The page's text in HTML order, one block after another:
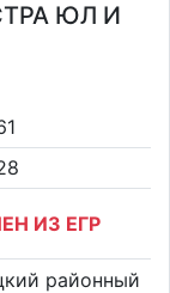
ЮЛ И
ИЗ ЕГР
районный